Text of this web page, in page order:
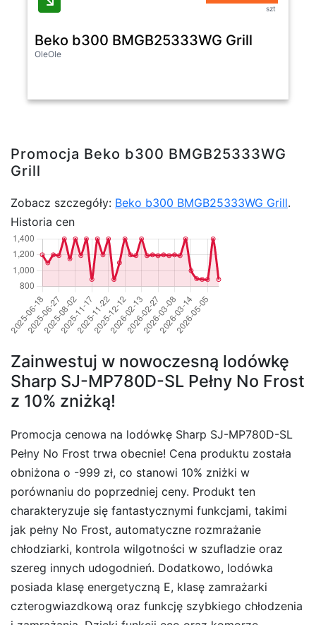
szt
Beko b300 BMGB25333WG Grill
OleOle
Promocja Beko b300 BMGB25333WG
Grill
Zobacz szczegóły: Beko b300 BMGB25333WG Grill.
Historia cen
Zainwestuj w nowoczesną lodówkę
Sharp SJ-MP780D-SL Pełny No Frost
z 10% zniżką!
Promocja cenowa na lodówkę Sharp SJ-MP780D-SL
Pełny No Frost trwa obecnie! Cena produktu została
obniżona o -999 zł, co stanowi 10% zniżki w
porównaniu do poprzedniej ceny. Produkt ten
charakteryzuje się fantastycznymi funkcjami, takimi
jak pełny No Frost, automatyczne rozmrażanie
chłodziarki, kontrola wilgotności w szufladzie oraz
szereg innych udogodnień. Dodatkowo, lodówka
posiada klasę energetyczną E, klasę zamrażarki
czterogwiazdkową oraz funkcję szybkiego chłodzenia